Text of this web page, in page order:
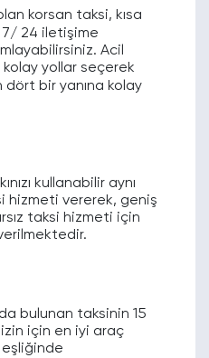
korsan taksi, kısa
24 iletişime
Acil
yollar seçerek
dört bir yanına kolay
kullanabilir aynı
hizmeti vererek, geniş
taksi hizmeti için
bulunan taksinin 15
için en iyi araç